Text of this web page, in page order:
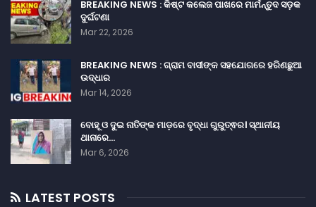
BREAKING NEWS : କିଷ୍ଟ କଲେଜ ପାଖରେ ମାର୍ମନ୍ତୁଦ ସଡ଼କ
ଦୁର୍ଘଟଣା
Mar 22, 2026
BREAKING NEWS : ଗ୍ରାମ ବାସୀଙ୍କ ସହଯୋଗରେ ହରିଣଛୁଆ
ଉଦ୍ଧାର
Mar 14, 2026
ବୋହୂ ଓ ଦୁଇ ନାତିଙ୍କ ମାଡ଼ରେ ବୃଦ୍ଧା ଗୁରୁତ୍ଵର। ସ୍ଥାନୀୟ
ଥାନାରେ…
Mar 6, 2026
LATEST POSTS